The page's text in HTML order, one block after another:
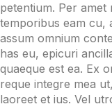
petentium. Per amet
temporibus eam cu,
assum omnium
has eu, epicuri
quaeque est ea. Ex
reque integre mea
laoreet et ius. Vel